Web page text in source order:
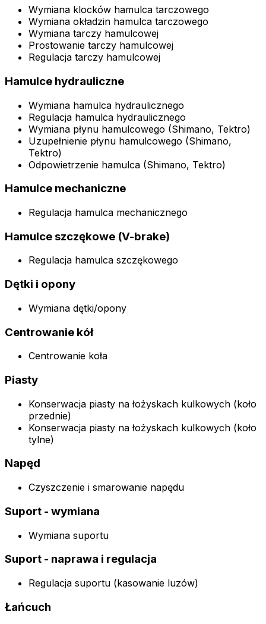
Wymiana klocków hamulca tarczowego
Wymiana okładzin hamulca tarczowego
Wymiana tarczy hamulcowej
Prostowanie tarczy hamulcowej
Regulacja tarczy hamulcowej
Hamulce hydrauliczne
Wymiana hamulca hydraulicznego
Regulacja hamulca hydraulicznego
Wymiana płynu hamulcowego (Shimano, Tektro)
Uzupełnienie płynu hamulcowego (Shimano,
Tektro)
Odpowietrzenie hamulca (Shimano, Tektro)
Hamulce mechaniczne
Regulacja hamulca mechanicznego
Hamulce szczękowe (V-brake)
Regulacja hamulca szczękowego
Dętki i opony
Wymiana dętki/opony
Centrowanie kół
Centrowanie koła
Piasty
Konserwacja piasty na łożyskach kulkowych (koło
przednie)
Konserwacja piasty na łożyskach kulkowych (koło
tylne)
Napęd
Czyszczenie i smarowanie napędu
Suport - wymiana
Wymiana suportu
Suport - naprawa i regulacja
Regulacja suportu (kasowanie luzów)
Łańcuch